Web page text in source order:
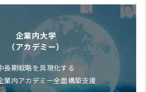
企業内大学
（アカデミー）
長期戦略を具現化する
業内アカデミー全面構築支援